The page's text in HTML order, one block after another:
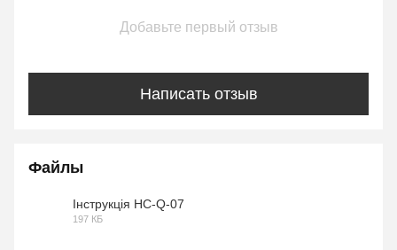
Добавьте первый отзыв
Написать отзыв
Файлы
Інструкція HC-Q-07
197 КБ